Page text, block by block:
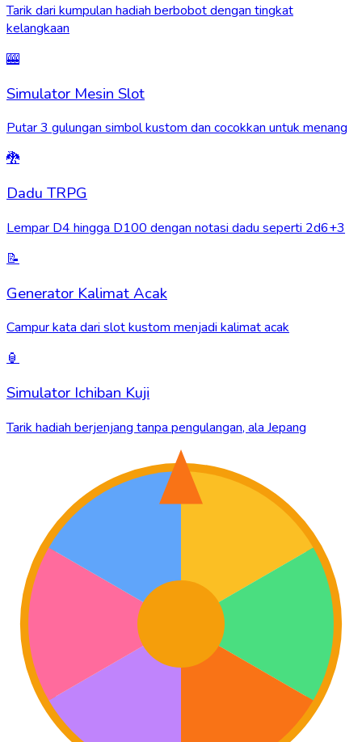
Tarik dari kumpulan hadiah berbobot dengan tingkat
kelangkaan
🎰
Simulator Mesin Slot
Putar 3 gulungan simbol kustom dan cocokkan untuk menang
🐉
Dadu TRPG
Lempar D4 hingga D100 dengan notasi dadu seperti 2d6+3
📝
Generator Kalimat Acak
Campur kata dari slot kustom menjadi kalimat acak
🏮
Simulator Ichiban Kuji
Tarik hadiah berjenjang tanpa pengulangan, ala Jepang